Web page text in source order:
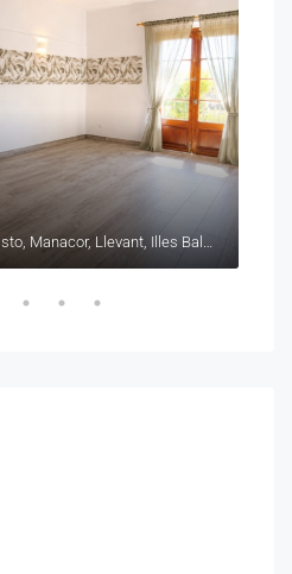
carrer d'en Gual, Portocristo, Manacor, Llevant, Illes Balears, 07680, España